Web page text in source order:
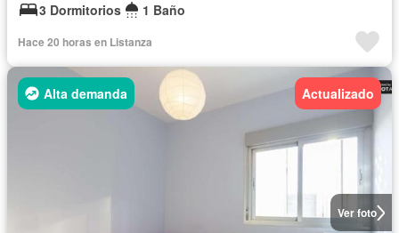
3 Dormitorios
1 Baño
Hace 20 horas en Listanza
Ver foto
Alta demanda Actualizado